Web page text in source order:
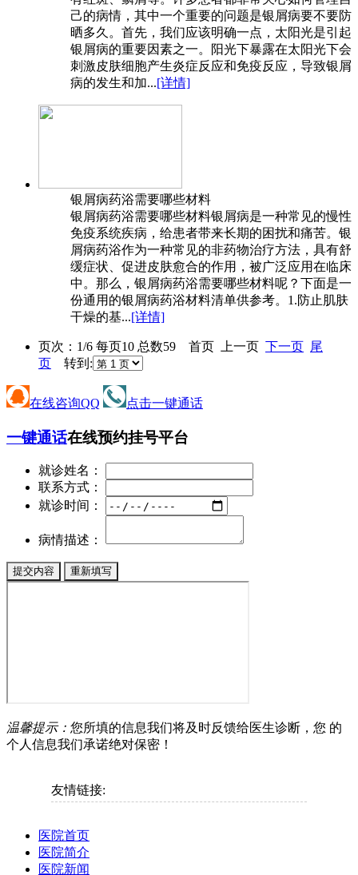
己的病情，其中一个重要的问题是银屑病要不要防
晒多久。首先，我们应该明确一点，太阳光是引起
银屑病的重要因素之一。阳光下暴露在太阳光下会
刺激皮肤细胞产生炎症反应和免疫反应，导致银屑
病的发生和加...[详情]
银屑病药浴需要哪些材料
银屑病药浴需要哪些材料银屑病是一种常见的慢性
免疫系统疾病，给患者带来长期的困扰和痛苦。银
屑病药浴作为一种常见的非药物治疗方法，具有舒
缓症状、促进皮肤愈合的作用，被广泛应用在临床
中。那么，银屑病药浴需要哪些材料呢？下面是一
份通用的银屑病药浴材料清单供参考。1.防止肌肤
干燥的基...[详情]
页次：1/6 每页10 总数59 首页 上一页 下一页 尾
页 转到:
在线咨询QQ 点击一键通话
一键通话在线预约挂号平台
就诊姓名：
联系方式：
就诊时间：
病情描述：
温馨提示： 您所填的信息我们将及时反馈给医生诊断，您 的
个人信息我们承诺绝对保密！
友情链接:
医院首页
医院简介
医院新闻